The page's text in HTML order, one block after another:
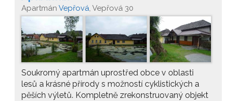
Apartmán Vepřová, Vepřová 30
Soukromý apartmán uprostřed obce v oblasti
lesů a krásné přírody s možností cyklistických a
pěších výletů. Kompletně zrekonstruovaný objekt